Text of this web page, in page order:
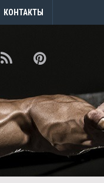
КОНТАКТЫ